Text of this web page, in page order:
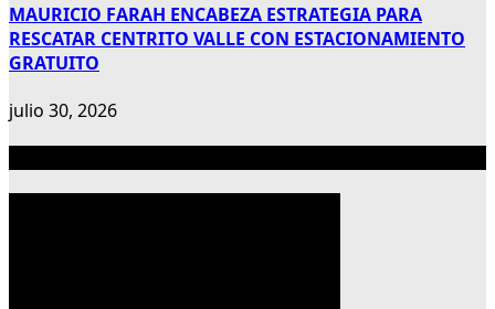
MAURICIO FARAH ENCABEZA ESTRATEGIA PARA
RESCATAR CENTRITO VALLE CON ESTACIONAMIENTO
GRATUITO
julio 30, 2026